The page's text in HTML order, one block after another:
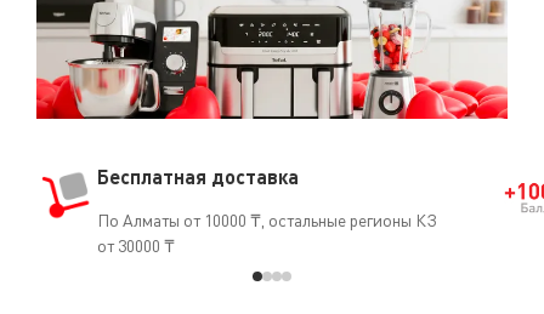
Бесплатная доставка
По Алматы от 10000 ₸, остальные регионы КЗ
от 30000 ₸